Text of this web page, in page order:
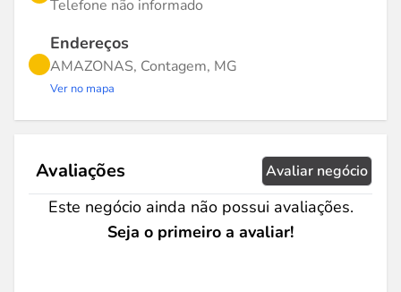
Telefone não informado
Endereços
AMAZONAS, Contagem, MG
Ver no mapa
Avaliações Avaliar negócio
Este negócio ainda não possui avaliações.
Seja o primeiro a avaliar!